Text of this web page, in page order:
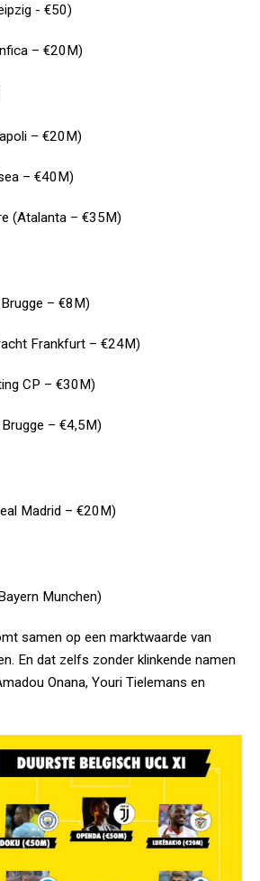
- €50)
– €20M)
– €20M)
– €40M)
(Atalanta – €35M)
– €8M)
Frankfurt – €24M)
CP – €30M)
– €4,5M)
Madrid – €20M)
Munchen)
samen op een marktwaarde van
En dat zelfs zonder klinkende namen
Onana, Youri Tielemans en